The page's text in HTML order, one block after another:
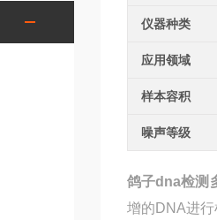
仪器种类
应用领域
样本容积
噪声等级
鸽子dna检测
增的DNA进